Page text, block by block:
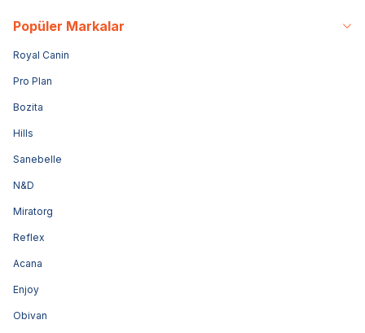
Popüler Markalar
Royal Canin
Pro Plan
Bozita
Hills
Sanebelle
N&D
Miratorg
Reflex
Acana
Enjoy
Obivan